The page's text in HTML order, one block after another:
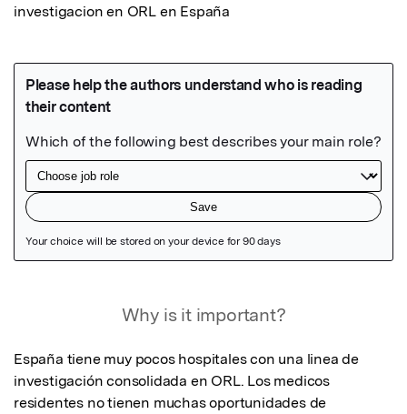
investigacion en ORL en España
Why is it important?
España tiene muy pocos hospitales con una linea de
investigación consolidada en ORL. Los medicos
residentes no tienen muchas oportunidades de